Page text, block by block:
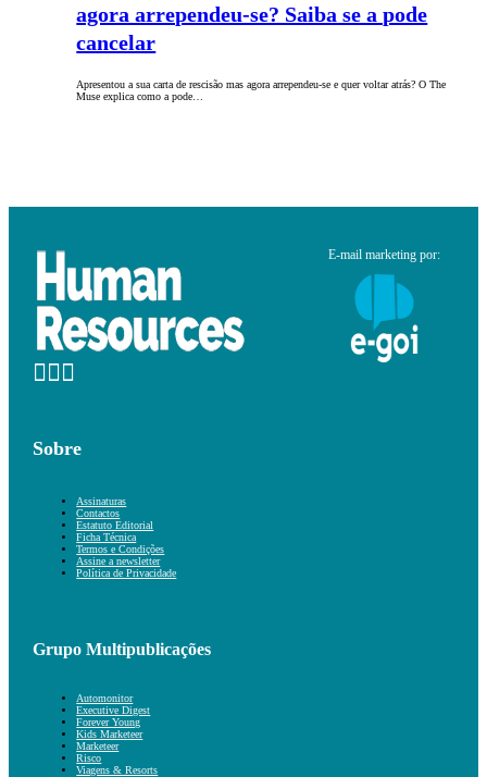
agora arrependeu-se? Saiba se a pode
cancelar
Apresentou a sua carta de rescisão mas agora arrependeu-se e quer voltar atrás? O The
Muse explica como a pode…
E-mail marketing por:
Sobre
Assinaturas
Contactos
Estatuto Editorial
Ficha Técnica
Termos e Condições
Assine a newsletter
Política de Privacidade
Grupo Multipublicações
Automonitor
Executive Digest
Forever Young
Kids Marketeer
Marketeer
Risco
Viagens & Resorts